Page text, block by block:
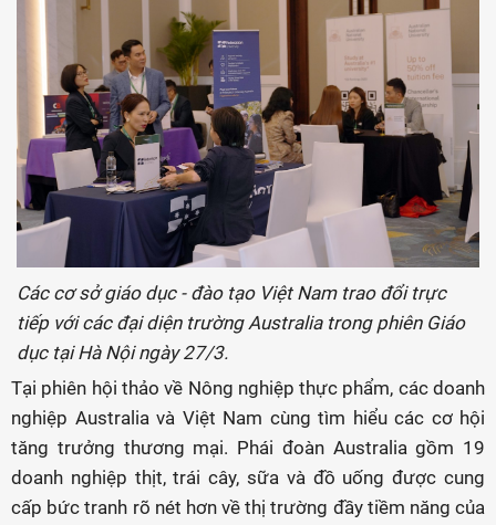
Các cơ sở giáo dục - đào tạo Việt Nam trao đổi trực
tiếp với các đại diện trường Australia trong phiên Giáo
dục tại Hà Nội ngày 27/3.
Tại phiên hội thảo về Nông nghiệp thực phẩm, các doanh
nghiệp Australia và Việt Nam cùng tìm hiểu các cơ hội
tăng trưởng thương mại. Phái đoàn Australia gồm 19
doanh nghiệp thịt, trái cây, sữa và đồ uống được cung
cấp bức tranh rõ nét hơn về thị trường đầy tiềm năng của